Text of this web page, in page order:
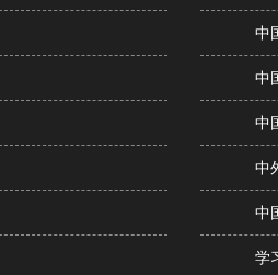
中
中
中
中
中
学